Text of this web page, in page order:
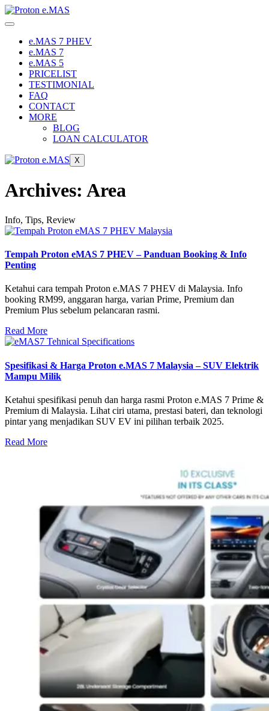
Skip
to
e.MAS 7 PHEV
e.MAS 7
e.MAS 5
PRICELIST
TESTIMONIAL
FAQ
CONTACT
MORE
BLOG
LOAN CALCULATOR
X
Archives: Area
Info, Tips, Review
Tempah Proton eMAS 7 PHEV – Panduan Booking & Info
Penting
Ketahui cara tempah Proton e.MAS 7 PHEV di Malaysia. Info
booking RM99, anggaran harga, varian Prime, Premium dan
Premium Plus sebelum pelancaran rasmi.
Read More
Spesifikasi & Harga Proton e.MAS 7 Malaysia – SUV Elektrik
Mampu Milik
Ketahui spesifikasi penuh dan harga rasmi Proton e.MAS 7 Prime &
Premium di Malaysia. Lihat ciri utama, prestasi bateri, dan teknologi
pintar yang menjadikan SUV EV ini pilihan terbaik 2025.
Read More